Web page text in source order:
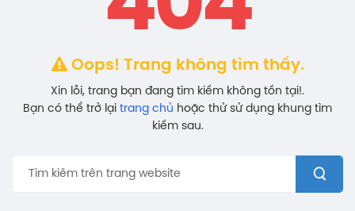
Oops! Trang không tìm thấy.
Xin lỗi, trang bạn đang tìm kiếm không tồn tại!.
Bạn có thể trở lại trang chủ hoặc thử sử dụng khung tìm
kiếm sau.